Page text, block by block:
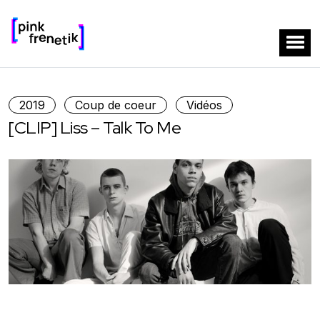
2019 Coup de coeur Vidéos
[CLIP] Liss – Talk To Me